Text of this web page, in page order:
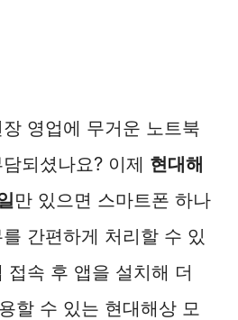
영업에 무거운 노트북
되셨나요? 이제 현대해
만 있으면 스마트폰 하나
간편하게 처리할 수 있
접속 후 앱을 설치해 더
할 수 있는 현대해상 모